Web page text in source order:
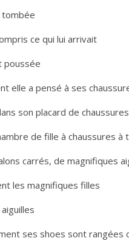
tombée
ce qui lui arrivait
poussée
elle a pensé à ses
son placard de
de fille à chaussures à
carrés, de magnifiques
les magnifiques filles
ses shoes sont rangées